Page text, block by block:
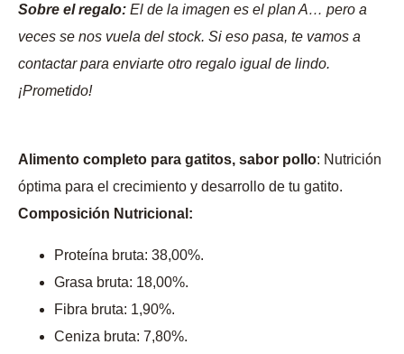
Sobre el regalo: El de la imagen es el plan A… pero a
veces se nos vuela del stock. Si eso pasa, te vamos a
contactar para enviarte otro regalo igual de lindo.
¡Prometido!
Alimento completo para gatitos, sabor pollo: Nutrición
óptima para el crecimiento y desarrollo de tu gatito.
Composición Nutricional:
Proteína bruta: 38,00%.
Grasa bruta: 18,00%.
Fibra bruta: 1,90%.
Ceniza bruta: 7,80%.